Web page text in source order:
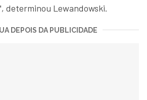
determinou Lewandowski.
DEPOIS DA PUBLICIDADE